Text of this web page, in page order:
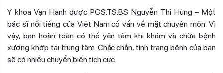
Y khoa Vạn Hạnh được PGS.TS.BS Nguyễn Thi Hùng – Một
bác sĩ nổi tiếng của Việt Nam cố vấn về mặt chuyên môn. Vì
vậy, bạn hoàn toàn có thể yên tâm khi khám và chữa bệnh
xương khớp tại trung tâm. Chắc chắn, tình trạng bệnh của bạn
sẽ có nhiều chuyển biến tích cực.